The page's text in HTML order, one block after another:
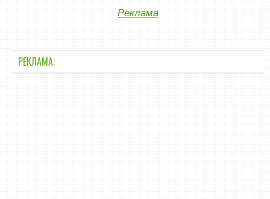
Реклама
РЕКЛАМА: